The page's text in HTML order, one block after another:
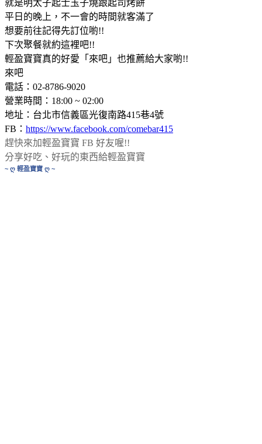
就是明太子起士玉子燒跟起司烤餅
平日的晚上，不一會的時間就客滿了
想要前往記得先訂位喲!!
下次聚餐就約這裡吧!!
輕盈寶寶真的好愛「來吧」也推薦給大家喲!!
來吧
電話：02-8786-9020
營業時間：18:00 ~ 02:00
地址：台北市信義區光復南路415巷4號
FB： https://www.facebook.com/comebar415
趕快來加輕盈寶寶 FB 好友喔!!
分享好吃、好玩的東西給輕盈寶寶
~ ღ 輕盈寶寶 ღ ~